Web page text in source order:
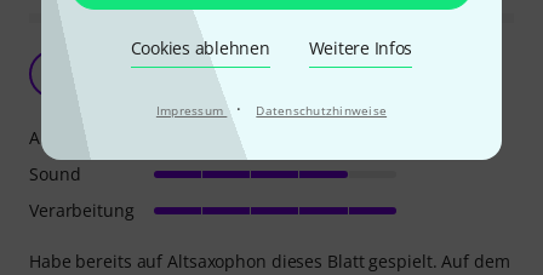
Cookies ablehnen Weitere Infos
Impressum · Datenschutzhinweise
Insgesamt ein recht gutes Blatt
sl907 17.11.2022
Habe bereits auf Altsaxophon dieses Blatt gespielt. Auf dem
Ansprache
Sound
Verarbeitung